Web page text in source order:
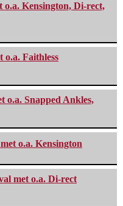
o.a. Kensington, Di-rect,
o.a. Faithless
o.a. Snapped Ankles,
o.a. Kensington
met o.a. Di-rect